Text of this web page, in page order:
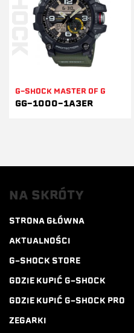
G-SHOCK MASTER OF G
GG-1000-1A3ER
NA SKRÓTY
STRONA GŁÓWNA
AKTUALNOŚCI
G-SHOCK STORE
GDZIE KUPIĆ G-SHOCK
GDZIE KUPIĆ G-SHOCK PRO
ZEGARKI